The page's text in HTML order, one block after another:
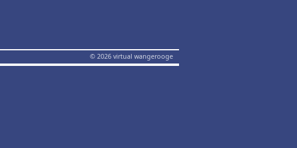
© 2026 virtual wangerooge